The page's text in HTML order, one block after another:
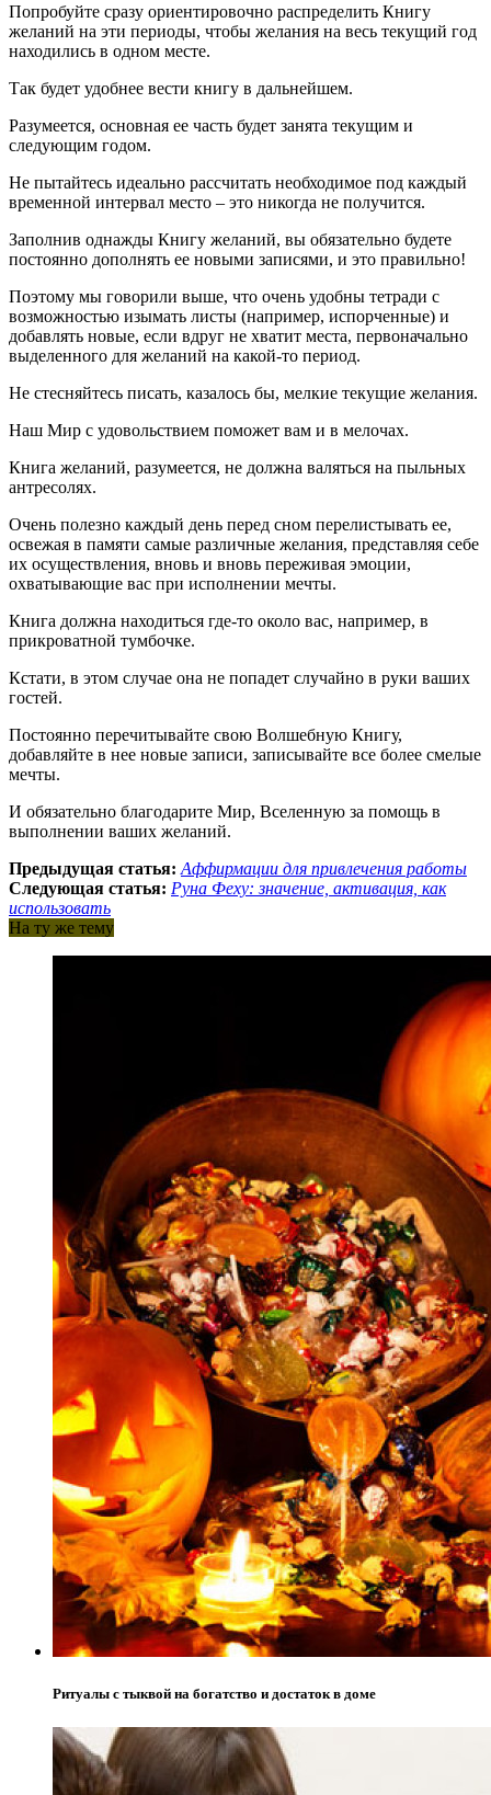
Попробуйте сразу ориентировочно распределить Книгу
желаний на эти периоды, чтобы желания на весь текущий год
находились в одном месте.
Так будет удобнее вести книгу в дальнейшем.
Разумеется, основная ее часть будет занята текущим и
следующим годом.
Не пытайтесь идеально рассчитать необходимое под каждый
временной интервал место – это никогда не получится.
Заполнив однажды Книгу желаний, вы обязательно будете
постоянно дополнять ее новыми записями, и это правильно!
Поэтому мы говорили выше, что очень удобны тетради с
возможностью изымать листы (например, испорченные) и
добавлять новые, если вдруг не хватит места, первоначально
выделенного для желаний на какой-то период.
Не стесняйтесь писать, казалось бы, мелкие текущие желания.
Наш Мир с удовольствием поможет вам и в мелочах.
Книга желаний, разумеется, не должна валяться на пыльных
антресолях.
Очень полезно каждый день перед сном перелистывать ее,
освежая в памяти самые различные желания, представляя себе
их осуществления, вновь и вновь переживая эмоции,
охватывающие вас при исполнении мечты.
Книга должна находиться где-то около вас, например, в
прикроватной тумбочке.
Кстати, в этом случае она не попадет случайно в руки ваших
гостей.
Постоянно перечитывайте свою Волшебную Книгу,
добавляйте в нее новые записи, записывайте все более смелые
мечты.
И обязательно благодарите Мир, Вселенную за помощь в
выполнении ваших желаний.
Предыдущая статья: Аффирмации для привлечения работы
Следующая статья: Руна Феху: значение, активация, как
использовать
На ту же тему
Ритуалы с тыквой на богатство и достаток в доме